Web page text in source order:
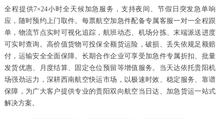
全程提供7×24小时全天候加急服务，支持夜间、节假日突发急单响
应，随时预约上门取件。每票航空加急件配备专属客服一对一全程跟
单，物流节点实时可视化追踪，航班动态、机场分拣、末端派送进度
可实时查询。高价值货物可投保全额货运险，破损、丢失依规足额赔
付，运输安全全面保障。长期合作企业可享受加急件专属折扣、批量
发货优惠、月度结算、固定仓位预留等增值服务。当天达依托贵阳机
场强劲运力，深耕西南航空快运市场，以极速时效、稳定服务、靠谱
保障，为广大客户提供专业的贵阳双向航空当日达、加急货运一站式
解决方案。